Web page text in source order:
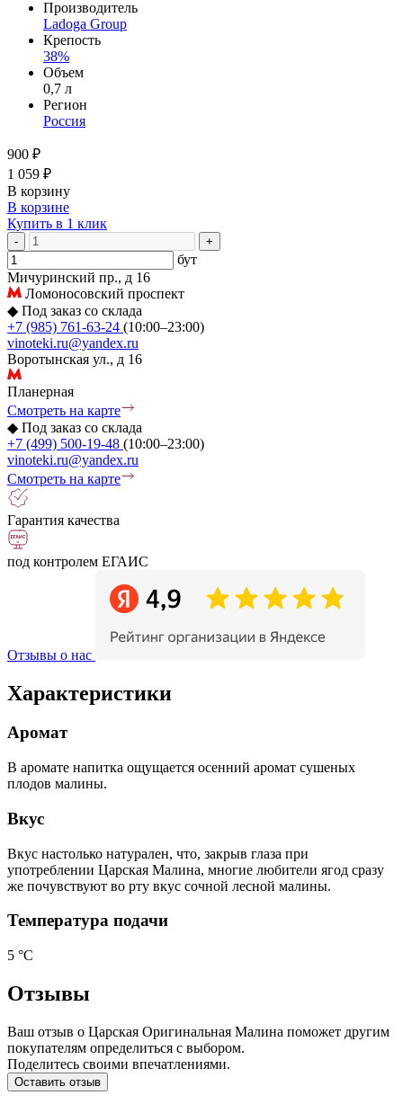
Производитель
Ladoga Group
Крепость
38%
Объем
0,7 л
Регион
Россия
900 ₽
1 059 ₽
В корзину
В корзине
Купить в 1 клик
- +
бут
Мичуринский пр., д 16
Ломоносовский проспект
◆ Под заказ со склада
+7 (985) 761-63-24 (10:00–23:00)
vinoteki.ru@yandex.ru
Воротынская ул., д 16
Планерная
Смотреть на карте
◆ Под заказ со склада
+7 (499) 500-19-48 (10:00–23:00)
vinoteki.ru@yandex.ru
Смотреть на карте
Гарантия качества
под контролем ЕГАИС
Отзывы о нас
Характеристики
Аромат
​В аромате напитка ощущается осенний аромат сушеных
плодов малины.
Вкус
Вкус настолько натурален, что, закрыв глаза при
употреблении Царская Малина, многие любители ягод сразу
же почувствуют во рту вкус сочной лесной малины. ​
Температура подачи
5 °С
Отзывы
Ваш отзыв о Царская Оригинальная Малина поможет другим
покупателям определиться с выбором.
Поделитесь своими впечатлениями.
Оставить отзыв